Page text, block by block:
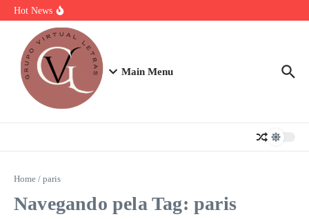
Ir para o conteúdo
Hot News
Strogonoff de frango light: A Receita Definitiva para Ganhar Massa
com Prazer
Plano de 7 Dias de Treino, Energia e Nutrição
Main Menu
Home / paris
Navegando pela Tag: paris